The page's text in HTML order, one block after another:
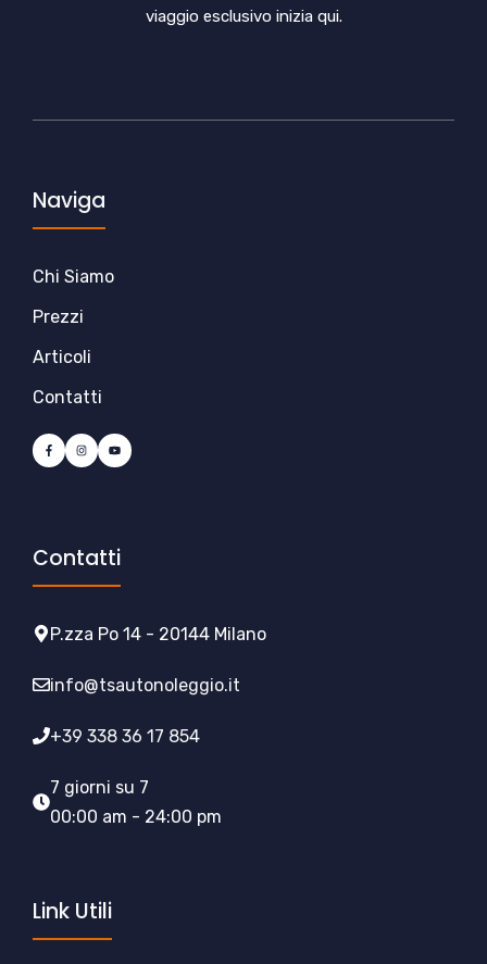
viaggio esclusivo inizia qui.
Naviga
Chi Siamo
Prezzi
Articoli
Contatti
Contatti
P.zza Po 14 - 20144 Milano
info@tsautonoleggio.it
+39 338 36 17 854
7 giorni su 7
00:00 am - 24:00 pm
Link Utili